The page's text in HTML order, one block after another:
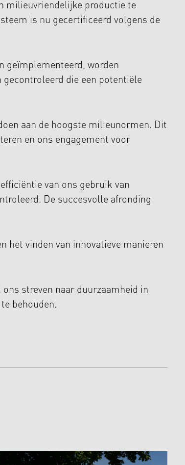
milieuvriendelijke productie te
is nu gecertificeerd volgens de
geïmplementeerd, worden
die een potentiële
aan de hoogste milieunormen. Dit
en ons engagement voor
van ons gebruik van
De succesvolle afronding
het vinden van innovatieve manieren
streven naar duurzaamheid in
behouden.